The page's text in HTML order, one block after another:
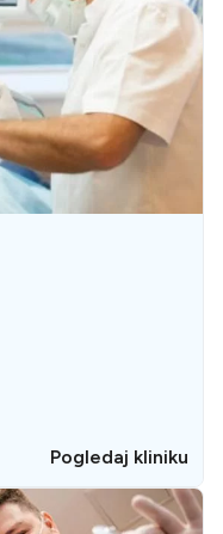
Pogledaj kliniku